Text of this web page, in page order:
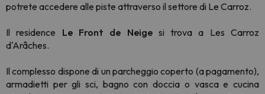
potrete accedere alle piste attraverso il settore di Le Carroz.
Il residence Le Front de Neigesi trova a Les Carroz
d'Arâches.
Il complesso dispone di un parcheggio coperto (a pagamento),
armadietti per gli sci, bagno con doccia o vasca e cucina